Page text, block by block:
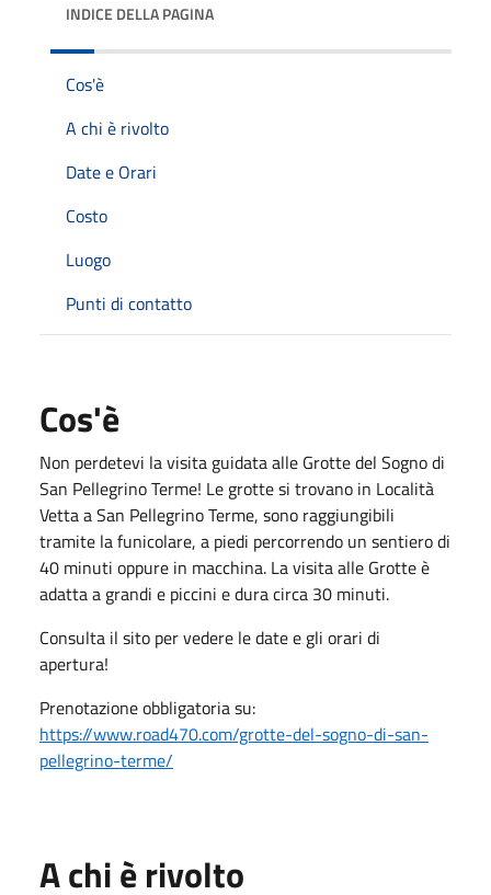
INDICE DELLA PAGINA
Cos'è
A chi è rivolto
Date e Orari
Costo
Luogo
Punti di contatto
Cos'è
Non perdetevi la visita guidata alle Grotte del Sogno di
San Pellegrino Terme! Le grotte si trovano in Località
Vetta a San Pellegrino Terme, sono raggiungibili
tramite la funicolare, a piedi percorrendo un sentiero di
40 minuti oppure in macchina. La visita alle Grotte è
adatta a grandi e piccini e dura circa 30 minuti.
Consulta il sito per vedere le date e gli orari di
apertura!
Prenotazione obbligatoria su:
https://www.road470.com/grotte-del-sogno-di-san-
pellegrino-terme/
A chi è rivolto